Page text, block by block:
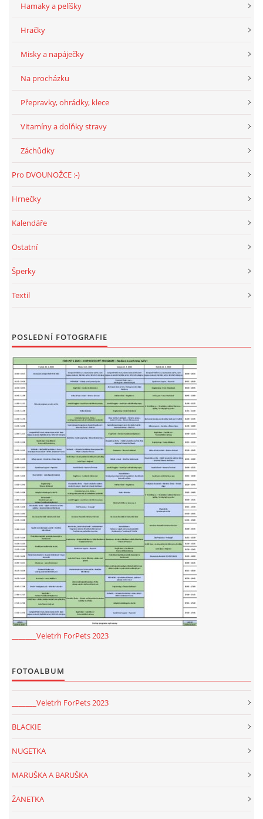
PODPORA
E - S H O P
HISTORIE 2022
O NÁS :-)
VÝROČNÍ ZPRÁVY
JAK NÁM POMOCI
AKCE
HISTORIE - 2010 - 2020
JAK NÁM POMOCI - POMÁHAJÍ NÁM :-)
Fretky Boleslav, z.s.
Trnová 15
294 25 Katusice
602 692 130
info@fretkyboleslav.cz
Hamaky a pelíšky
Hračky
Misky a napáječky
Na procházku
Přepravky, ohrádky, klece
Vitamíny a dolňky stravy
Záchůdky
Pro DVOUNOŽCE :-)
Hrnečky
Kalendáře
Ostatní
Šperky
Textil
POSLEDNÍ FOTOGRAFIE
_______Veletrh ForPets 2023
FOTOALBUM
_______Veletrh ForPets 2023
BLACKIE
NUGETKA
MARUŠKA A BARUŠKA
ŽANETKA